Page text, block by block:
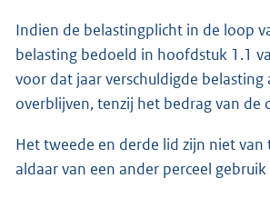
Indien de belastingplicht in de loop
belasting bedoeld in hoofdstuk 1.1
voor dat jaar verschuldigde
overblijven, tenzij het bedrag van
Het tweede en derde lid zijn niet
aldaar van een ander perceel